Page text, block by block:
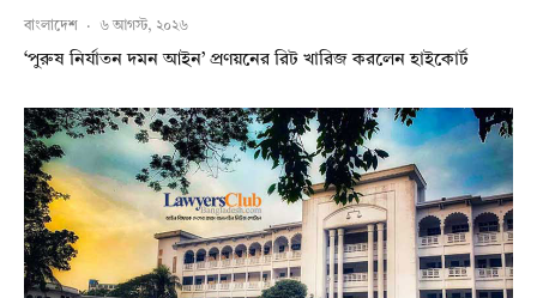
বাংলাদেশ · ৬ আগস্ট, ২০২৬
‘পুরুষ নির্যাতন দমন আইন’ প্রণয়নের রিট খারিজ করলেন হাইকোর্ট